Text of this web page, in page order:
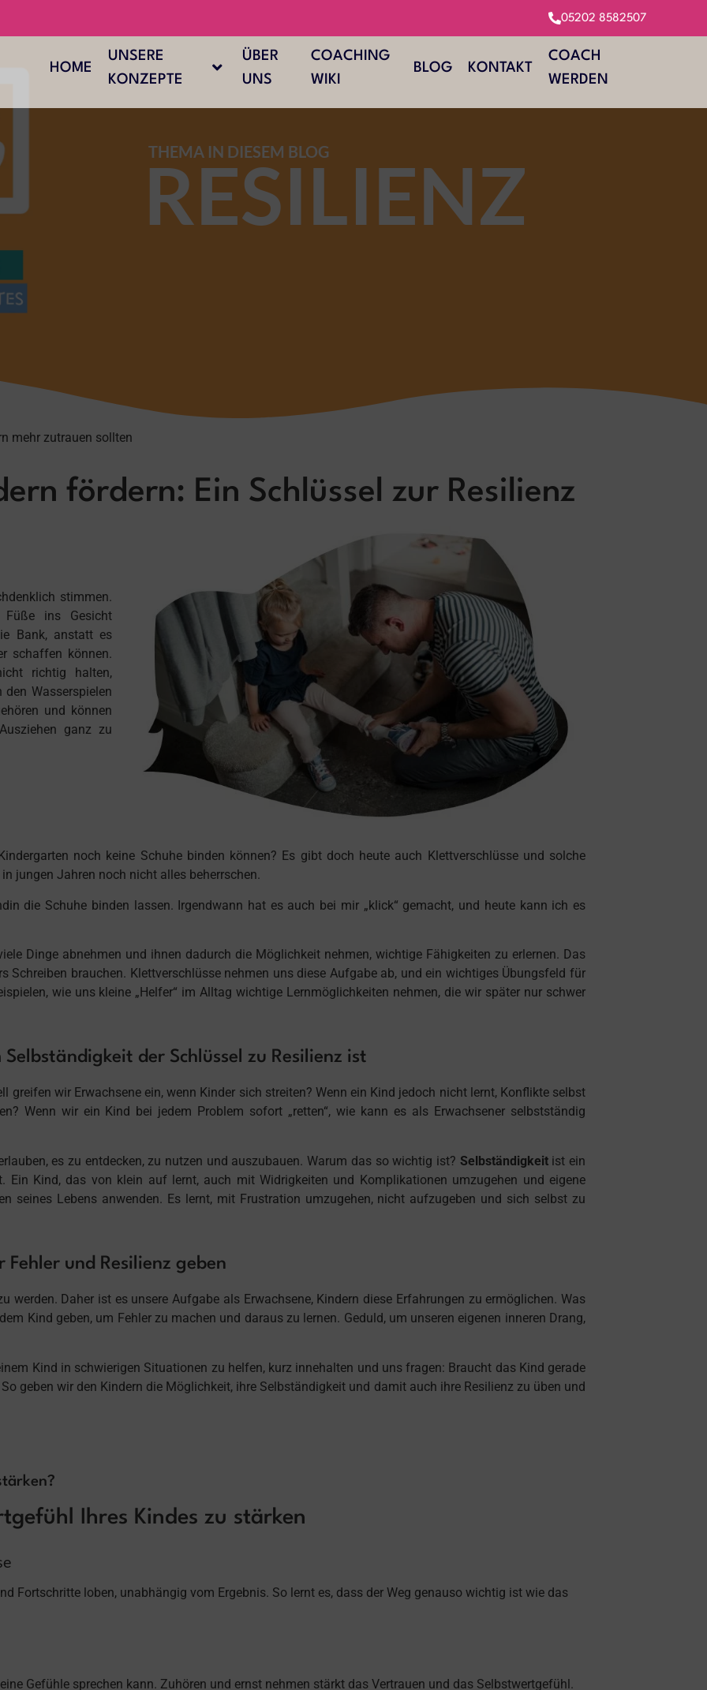
05202 8582507
HOME
UNSERE
KONZEPTE
ÜBER
UNS
COACHING
WIKI
BLOG KONTAKT
COACH
WERDEN
THEMA IN DIESEM BLOG
RESILIENZ
mehr zutrauen sollten
fördern: Ein Schlüssel zur Resilienz
stimmen.
Füße ins Gesicht
Bank, anstatt es
schaffen können.
richtig halten,
Wasserspielen
und können
ganz zu
noch keine Schuhe binden können? Es gibt doch heute auch Klettverschlüsse und solche
jungen Jahren noch nicht alles beherrschen.
die Schuhe binden lassen. Irgendwann hat es auch bei mir „klick“ gemacht, und heute kann ich es
Dinge abnehmen und ihnen dadurch die Möglichkeit nehmen, wichtige Fähigkeiten zu erlernen. Das
Schreiben brauchen. Klettverschlüsse nehmen uns diese Aufgabe ab, und ein wichtiges Übungsfeld für
wie uns kleine „Helfer“ im Alltag wichtige Lernmöglichkeiten nehmen, die wir später nur schwer
der Schlüssel zu Resilienz ist
greifen wir Erwachsene ein, wenn Kinder sich streiten? Wenn ein Kind jedoch nicht lernt, Konflikte selbst
Wenn wir ein Kind bei jedem Problem sofort „retten“, wie kann es als Erwachsener selbstständig
es zu entdecken, zu nutzen und auszubauen. Warum das so wichtig ist? Selbständigkeitist ein
Ein Kind, das von klein auf lernt, auch mit Widrigkeiten und Komplikationen umzugehen und eigene
seines Lebens anwenden. Es lernt, mit Frustration umzugehen, nicht aufzugeben und sich selbst zu
und Resilienz geben
werden. Daher ist es unsere Aufgabe als Erwachsene, Kindern diese Erfahrungen zu ermöglichen. Was
Kind geben, um Fehler zu machen und daraus zu lernen. Geduld, um unseren eigenen inneren Drang,
Kind in schwierigen Situationen zu helfen, kurz innehalten und uns fragen: Braucht das Kind gerade
geben wir den Kindern die Möglichkeit, ihre Selbständigkeit und damit auch ihre Resilienz zu üben und
Ihres Kindes zu stärken
Fortschritte loben, unabhängig vom Ergebnis. So lernt es, dass der Weg genauso wichtig ist wie das
Gefühle sprechen kann. Zuhören und ernst nehmen stärkt das Vertrauen und das Selbstwertgefühl.